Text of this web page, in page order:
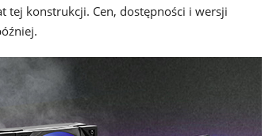
tej konstrukcji. Cen, dostępności i wersji